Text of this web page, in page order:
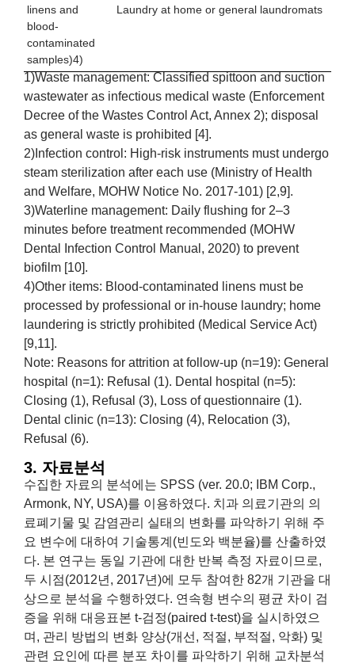
linens and
blood-
contaminated
samples)4)
Laundry at home or general laundromats
1)Waste management: Classified spittoon and suction
wastewater as infectious medical waste (Enforcement
Decree of the Wastes Control Act, Annex 2); disposal
as general waste is prohibited [4].
2)Infection control: High-risk instruments must undergo
steam sterilization after each use (Ministry of Health
and Welfare, MOHW Notice No. 2017-101) [2,9].
3)Waterline management: Daily flushing for 2–3
minutes before treatment recommended (MOHW
Dental Infection Control Manual, 2020) to prevent
biofilm [10].
4)Other items: Blood-contaminated linens must be
processed by professional or in-house laundry; home
laundering is strictly prohibited (Medical Service Act)
[9,11].
Note: Reasons for attrition at follow-up (n=19): General
hospital (n=1): Refusal (1). Dental hospital (n=5):
Closing (1), Refusal (3), Loss of questionnaire (1).
Dental clinic (n=13): Closing (4), Relocation (3),
Refusal (6).
3. 자료분석
수집한 자료의 분석에는 SPSS (ver. 20.0; IBM Corp.,
Armonk, NY, USA)를 이용하였다. 치과 의료기관의 의
료폐기물 및 감염관리 실태의 변화를 파악하기 위해 주
요 변수에 대하여 기술통계(빈도와 백분율)를 산출하였
다. 본 연구는 동일 기관에 대한 반복 측정 자료이므로,
두 시점(2012년, 2017년)에 모두 참여한 82개 기관을 대
상으로 분석을 수행하였다. 연속형 변수의 평균 차이 검
증을 위해 대응표본 t-검정(paired t-test)을 실시하였으
며, 관리 방법의 변화 양상(개선, 적절, 부적절, 악화) 및
관련 요인에 따른 분포 차이를 파악하기 위해 교차분석